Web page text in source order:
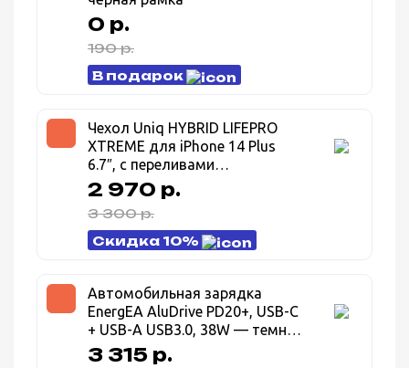
0 р.
190 р.
В подарок
Чехол Uniq HYBRID LIFEPRO
XTREME для iPhone 14 Plus
6.7″, с переливами
(IRIDESCENT)
2 970 р.
3 300 р.
Скидка 10%
Автомобильная зарядка
EnergEA AluDrive PD20+, USB-C
+ USB-A USB3.0, 38W — темно
серый (Gunmetal)
3 315 р.